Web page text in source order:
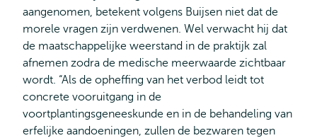
aangenomen, betekent volgens Buijsen niet dat de
morele vragen zijn verdwenen. Wel verwacht hij dat
de maatschappelijke weerstand in de praktijk zal
afnemen zodra de medische meerwaarde zichtbaar
wordt. “Als de opheffing van het verbod leidt tot
concrete vooruitgang in de
voortplantingsgeneeskunde en in de behandeling van
erfelijke aandoeningen, zullen de bezwaren tegen